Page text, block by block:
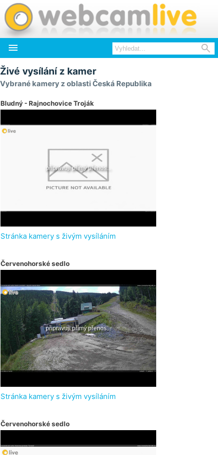
 
Živé vysílání z kamer
Vybrané kamery z oblasti Česká Republika
Bludný - Rajnochovice Troják
Stránka kamery s živým vysíláním
Červenohorské sedlo
Stránka kamery s živým vysíláním
Červenohorské sedlo